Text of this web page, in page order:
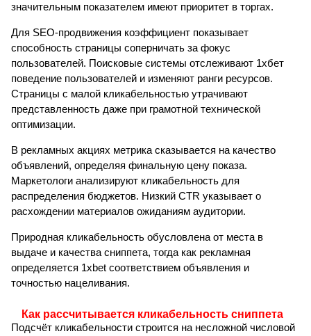
значительным показателем имеют приоритет в торгах.
Для SEO-продвижения коэффициент показывает
способность страницы соперничать за фокус
пользователей. Поисковые системы отслеживают 1хбет
поведение пользователей и изменяют ранги ресурсов.
Страницы с малой кликабельностью утрачивают
представленность даже при грамотной технической
оптимизации.
В рекламных акциях метрика сказывается на качество
объявлений, определяя финальную цену показа.
Маркетологи анализируют кликабельность для
распределения бюджетов. Низкий CTR указывает о
расхождении материалов ожиданиям аудитории.
Природная кликабельность обусловлена от места в
выдаче и качества сниппета, тогда как рекламная
определяется 1xbet соответствием объявления и
точностью нацеливания.
Как рассчитывается кликабельность сниппета
Подсчёт кликабельности строится на несложной числовой